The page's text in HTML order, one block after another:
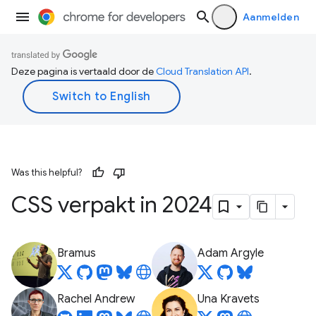
Aanmelden
Deze pagina is vertaald door deCloud Translation API.
Was this helpful?
CSS verpakt in 2024
Bramus Adam Argyle
Rachel Andrew Una Kravets